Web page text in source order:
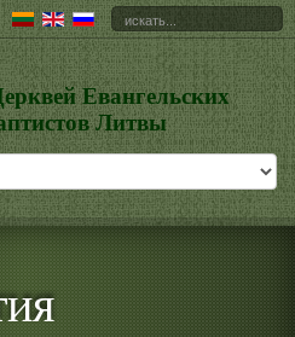
Евангельских
Литвы